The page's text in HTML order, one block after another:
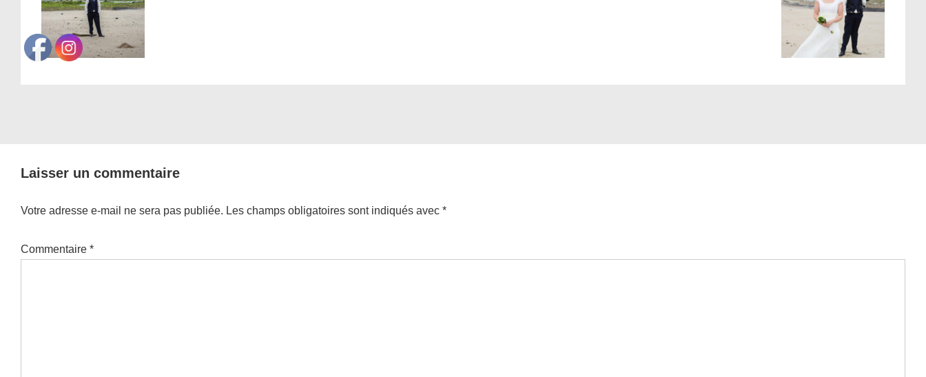
Laisser un commentaire
Votre adresse e-mail ne sera pas publiée. Les champs obligatoires sont indiqués avec *
Commentaire *